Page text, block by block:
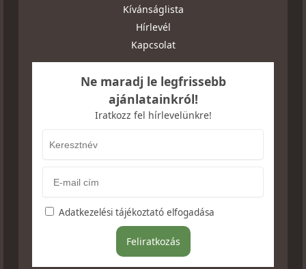
Kívánságlista
Hírlevél
Kapcsolat
Ne maradj le legfrissebb
ajánlatainkról!
Iratkozz fel hírlevelünkre!
Adatkezelési tájékoztató elfogadása